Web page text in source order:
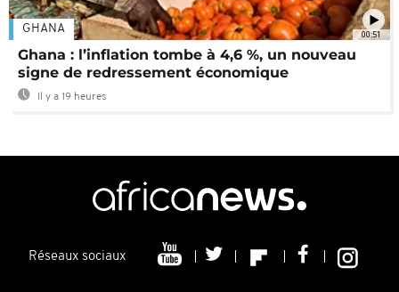
00:51
GHANA
Ghana : l’inflation tombe à 4,6 %, un nouveau
signe de redressement économique
Il y a 19 heures
Réseaux sociaux